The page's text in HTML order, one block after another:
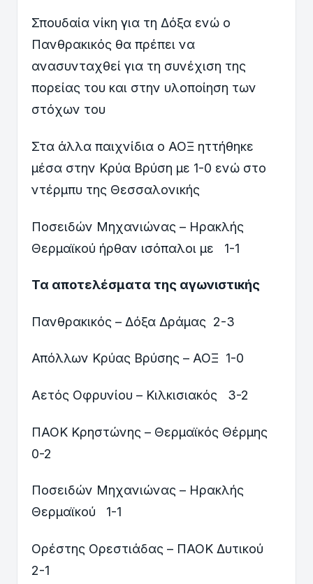
Σπουδαία νίκη για τη Δόξα ενώ ο
Πανθρακικός θα πρέπει να
ανασυνταχθεί για τη συνέχιση της
πορείας του και στην υλοποίηση των
στόχων του
Στα άλλα παιχνίδια ο ΑΟΞ ηττήθηκε
μέσα στην Κρύα Βρύση με 1-0 ενώ στο
ντέρμπυ της Θεσσαλονικής
Ποσειδών Μηχανιώνας – Ηρακλής
Θερμαϊκού ήρθαν ισόπαλοι με 1-1
Τα αποτελέσματα της αγωνιστικής
Πανθρακικός – Δόξα Δράμας 2-3
Απόλλων Κρύας Βρύσης – ΑΟΞ 1-0
Αετός Οφρυνίου – Κιλκισιακός 3-2
ΠΑΟΚ Κρηστώνης – Θερμαϊκός Θέρμης
0-2
Ποσειδών Μηχανιώνας – Ηρακλής
Θερμαϊκού 1-1
Ορέστης Ορεστιάδας – ΠΑΟΚ Δυτικού
2-1